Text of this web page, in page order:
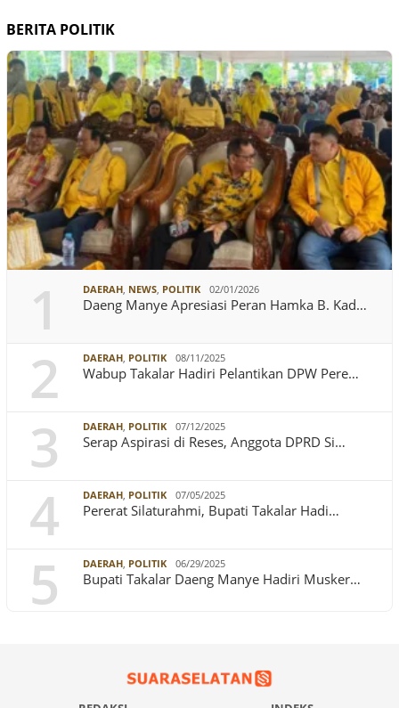
BERITA POLITIK
1 DAERAH, NEWS, POLITIK 02/01/2026
Daeng Manye Apresiasi Peran Hamka B. Kad…
2 DAERAH, POLITIK 08/11/2025
Wabup Takalar Hadiri Pelantikan DPW Pere…
3 DAERAH, POLITIK 07/12/2025
Serap Aspirasi di Reses, Anggota DPRD Si…
4 DAERAH, POLITIK 07/05/2025
Pererat Silaturahmi, Bupati Takalar Hadi…
5 DAERAH, POLITIK 06/29/2025
Bupati Takalar Daeng Manye Hadiri Musker…